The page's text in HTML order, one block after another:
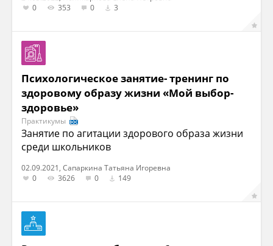
0
353 0 3
Психологическое занятие- тренинг по
здоровому образу жизни «Мой выбор-
здоровье»
Практикумы
Занятие по агитации здорового образа жизни
среди школьников
02.09.2021, Сапаркина Татьяна Игоревна
0
3626 0 149